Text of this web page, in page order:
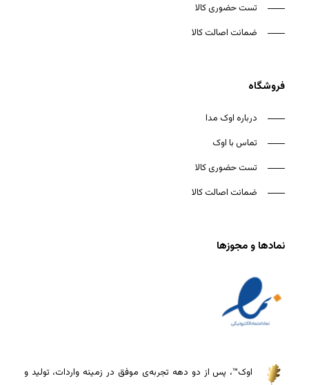
تست حضوری کالا
ضمانت اصالت کالا
فروشگاه
درباره اوک مدا
تماس با اوک
تست حضوری کالا
ضمانت اصالت کالا
نمادها و مجوزها
اوک™، پس از دو دهه تجربه‌ی موفق در زمینه واردات، تولید و